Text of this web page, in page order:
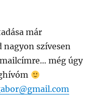
már
nagyon szívesen
még úgy